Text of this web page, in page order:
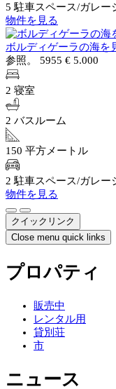
5 駐車スペース/ガレー
物件を見る
ボルディゲーラの海を
参照。 5955 € 5.000
2 寝室
2 バスルーム
150 平方メートル
2 駐車スペース/ガレー
物件を見る
クイックリンク
Close menu quick links
プロパティ
販売中
レンタル用
貸別荘
市
ニュース